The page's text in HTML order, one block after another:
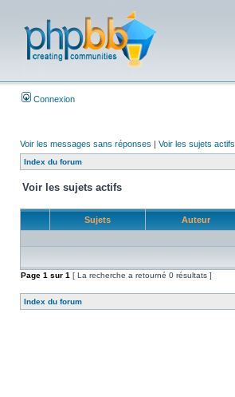
Connexion
Voir les messages sans réponses | Voir les sujets actifs
Index du forum
Voir les sujets actifs
Sujets Auteur
Page 1 sur 1 [ La recherche a retourné 0 résultats ]
Index du forum